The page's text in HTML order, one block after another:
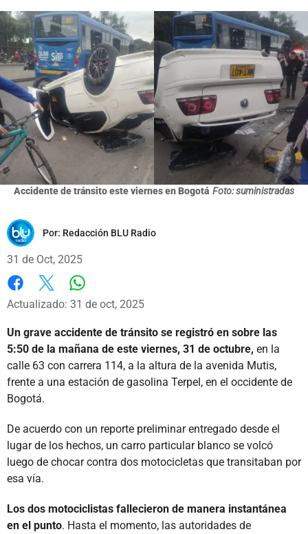
Accidente de tránsito este viernes en Bogotá Foto: suministradas
Por: Redacción BLU Radio
31 de Oct, 2025
Facebook
X
Actualizado: 31 de oct, 2025
Un grave accidente de tránsito se registró en sobre las
5:50 de la mañana de este viernes, 31 de octubre, en la
calle 63 con carrera 114, a la altura de la avenida Mutis,
frente a una estación de gasolina Terpel, en el occidente de
Bogotá.
De acuerdo con un reporte preliminar entregado desde el
lugar de los hechos, un carro particular blanco se volcó
luego de chocar contra dos motocicletas que transitaban por
esa vía.
Los dos motociclistas fallecieron de manera instantánea
en el punto. Hasta el momento, las autoridades de